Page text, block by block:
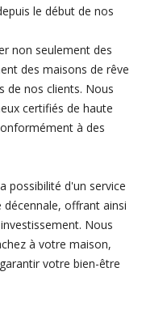
le début de nos
non seulement des
des maisons de rêve
de nos clients. Nous
certifiés de haute
à des
possibilité d'un service
offrant ainsi
Nous
à votre maison,
votre bien-être